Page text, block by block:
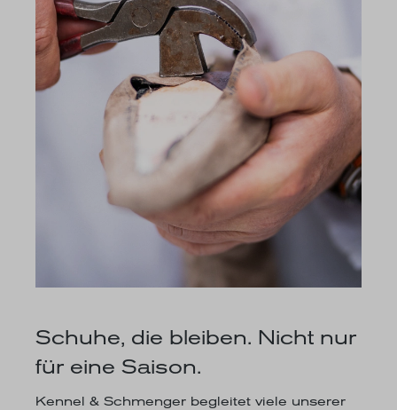
Schuhe, die bleiben. Nicht nur
für eine Saison.
Kennel & Schmenger begleitet viele unserer